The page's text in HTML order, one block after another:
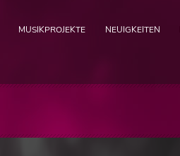
MUSIKPROJEKTE NEUIGKEITEN